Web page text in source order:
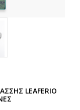
LEAFERIO